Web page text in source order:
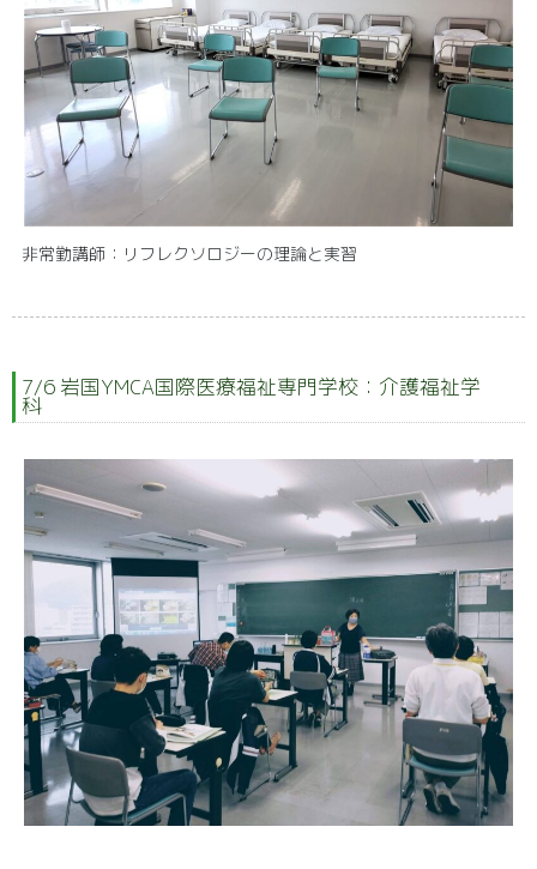
非常勤講師：リフレクソロジーの理論と実習
7/6 岩国YMCA国際医療福祉専門学校：介護福祉学
科